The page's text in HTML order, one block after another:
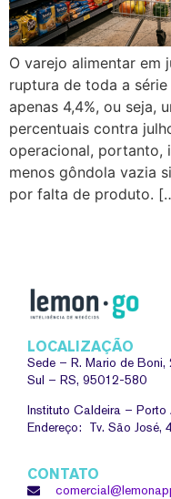
O varejo alimentar em
ruptura de toda a
apenas 4,4%, ou seja,
percentuais contra
operacional, portanto,
menos gôndola vazia
por falta de produto.
LOCALIZAÇÃO
Sede – R. Mario de
Sul – RS, 95012-580
Instituto Caldeira – Porto
Endereço: Tv. São José,
CONTATO